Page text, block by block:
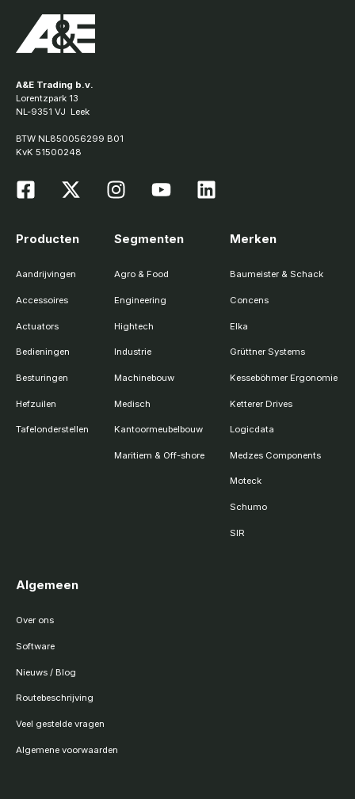
A&E Trading b.v.
Lorentzpark 13
NL-9351 VJ Leek
BTW NL850056299 B01
KvK 51500248
Producten
Aandrijvingen
Accessoires
Actuators
Bedieningen
Besturingen
Hefzuilen
Tafelonderstellen
Segmenten
Agro & Food
Engineering
Hightech
Industrie
Machinebouw
Medisch
Kantoormeubelbouw
Maritiem & Off-shore
Merken
Baumeister & Schack
Concens
Elka
Grüttner Systems
Kesseböhmer Ergonomie
Ketterer Drives
Logicdata
Medzes Components
Moteck
Schumo
SIR
Algemeen
Over ons
Software
Nieuws / Blog
Routebeschrijving
Veel gestelde vragen
Algemene voorwaarden